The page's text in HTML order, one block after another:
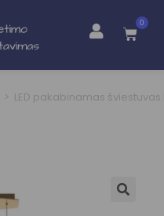
0
> LED pakabinamas šviestuvas